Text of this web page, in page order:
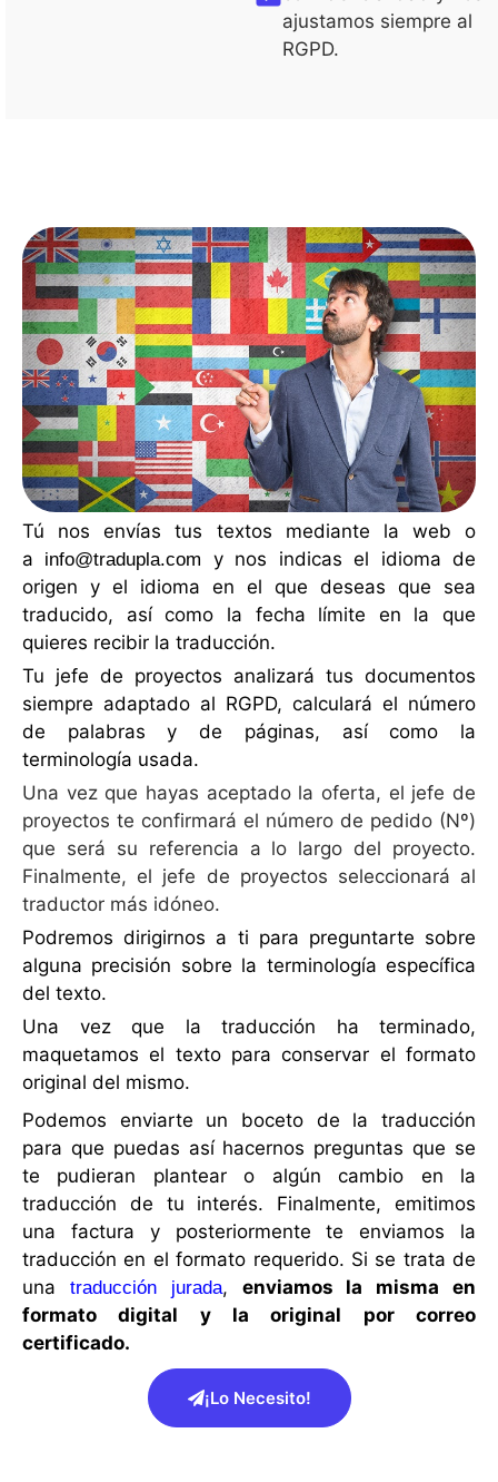
ajustamos siempre al
RGPD.
Tú nos envías tus textos mediante la web o
a info@tradupla.com
y nos indicas el idioma de
origen y el idioma en el que deseas que sea
traducido, así como la fecha límite en la que
quieres recibir la traducción.
Tu jefe de proyectos analizará tus documentos
siempre adaptado al RGPD, calculará el número
de palabras y de páginas, así como la
terminología usada.
Una vez que hayas aceptado la oferta, el jefe de
proyectos te confirmará el número de pedido (Nº)
que será su referencia a lo largo del proyecto.
Finalmente, el jefe de proyectos seleccionará al
traductor más idóneo.
Podremos dirigirnos a ti para preguntarte sobre
alguna precisión sobre la terminología específica
del texto.
Una vez que la traducción ha terminado,
maquetamos el texto para conservar el formato
original del mismo.
Podemos enviarte un boceto de la traducción
para que puedas así hacernos preguntas que se
te pudieran plantear o algún cambio en la
traducción de tu interés. Finalmente, emitimos
una factura y posteriormente te enviamos la
traducción en el formato requerido. Si se trata de
una traducción jurada, enviamos la misma en
formato digital y la original por correo
certificado.
¡Lo Necesito!